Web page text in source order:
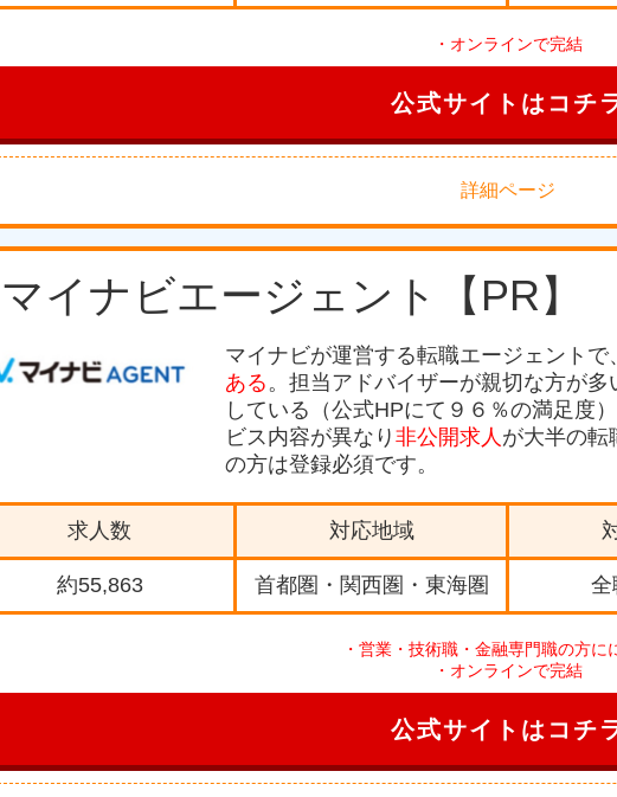
・オンラインで完結
公式サイトはコチ
詳細ページ
マイナビエージェント【PR】
マイナビが運営する転職エージェントで
ある 。担当アドバイザーが親切な方が
している（公式HPにて９６％の満足度
ビス内容が異なり 非公開求人 が大半の転
の方は登録必須です。
求人数 対応地域
約55,863 首都圏・関西圏・東海圏 全
・営業・技術職・金融専門職の方に
・オンラインで完結
公式サイトはコチ